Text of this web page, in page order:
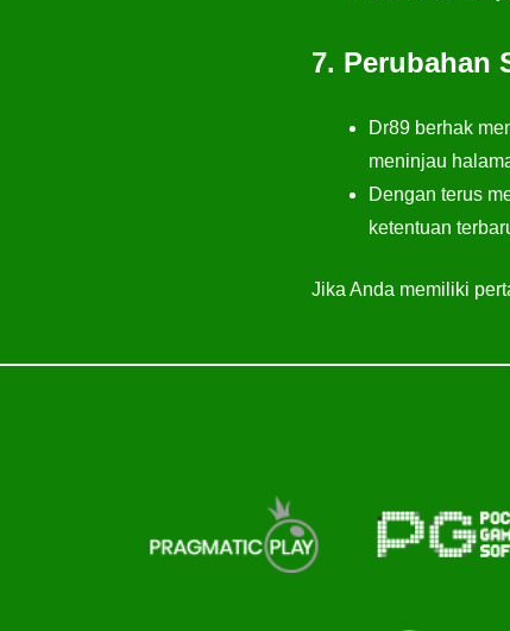
7. Perubahan
Dr89 berhak
meninjau
Dengan terus
ketentuan
Jika Anda memiliki